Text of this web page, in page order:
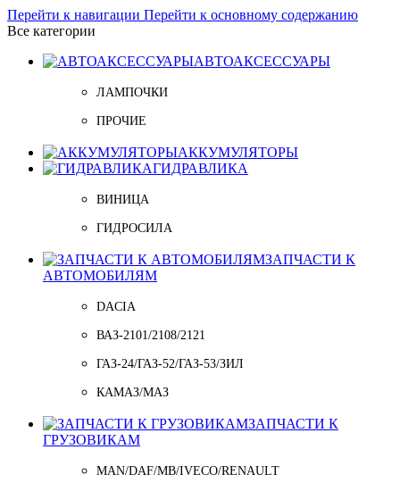
Перейти к навигации Перейти к основному содержанию
Все категории
АВТОАКСЕССУАРЫ
ЛАМПОЧКИ
ПРОЧИЕ
АККУМУЛЯТОРЫ
ГИДРАВЛИКА
ВИНИЦА
ГИДРОСИЛА
ЗАПЧАСТИ К
АВТОМОБИЛЯМ
DACIA
ВАЗ-2101/2108/2121
ГАЗ-24/ГАЗ-52/ГАЗ-53/ЗИЛ
КАМАЗ/МАЗ
ЗАПЧАСТИ К
ГРУЗОВИКАМ
MAN/DAF/MB/IVECO/RENAULT